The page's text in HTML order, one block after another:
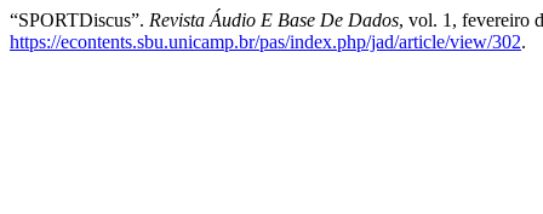
“SPORTDiscus”. Revista Áudio E Base De Dados, vol. 1, fevereiro
https://econtents.sbu.unicamp.br/pas/index.php/jad/article/view/302.